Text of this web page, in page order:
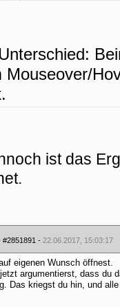
Mouseover/
ist das
#2851891 - 22.06.2017, 15:03:17
eigenen Wunsch öffnest.
argumentierst, dass du
Das kriegst du hin, und